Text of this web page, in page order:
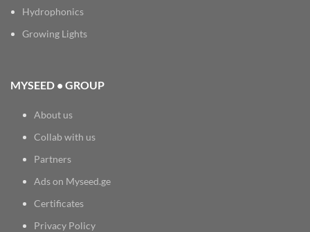
Hydrophonics
Growing Lights
MYSEED • GROUP
About us
Collab with us
Partners
Ads on Myseed.ge
Certificates
Privacy Policy